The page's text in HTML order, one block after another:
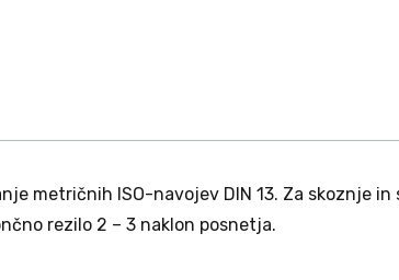
metričnih ISO-navojev DIN 13. Za skoznje
rezilo 2 – 3 naklon posnetja.